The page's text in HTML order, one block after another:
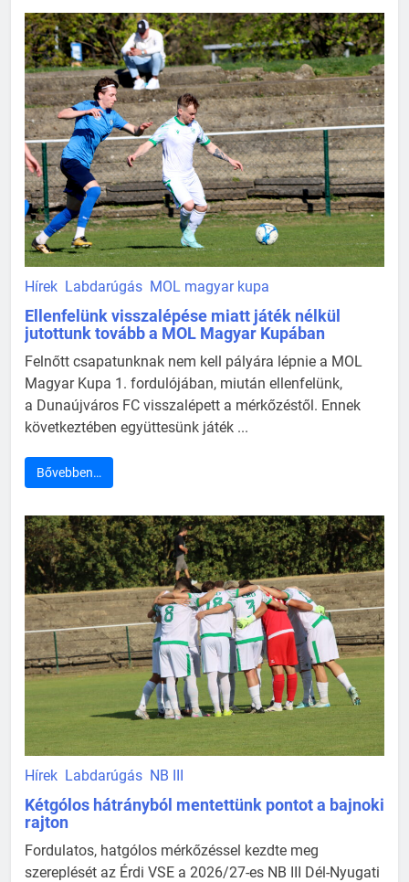
Hírek Labdarúgás MOL magyar kupa
Ellenfelünk visszalépése miatt játék nélkül
jutottunk tovább a MOL Magyar Kupában
Felnőtt csapatunknak nem kell pályára lépnie a MOL
Magyar Kupa 1. fordulójában, miután ellenfelünk,
a Dunaújváros FC visszalépett a mérkőzéstől. Ennek
következtében együttesünk játék ...
Bővebben…
Hírek Labdarúgás NB III
Kétgólos hátrányból mentettünk pontot a bajnoki
rajton
Fordulatos, hatgólos mérkőzéssel kezdte meg
szereplését az Érdi VSE a 2026/27-es NB III Dél-Nyugati